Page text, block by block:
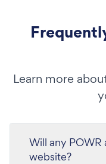
Learn more
Will any
website?